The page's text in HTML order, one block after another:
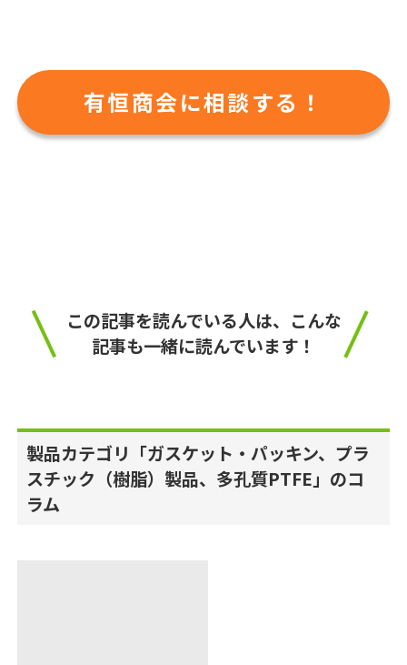
有恒商会に相談する！
この記事を読んでいる人は、こんな
記事も一緒に読んでいます！
製品カテゴリ「ガスケット・パッキン、プラ
スチック（樹脂）製品、多孔質PTFE」のコ
ラム